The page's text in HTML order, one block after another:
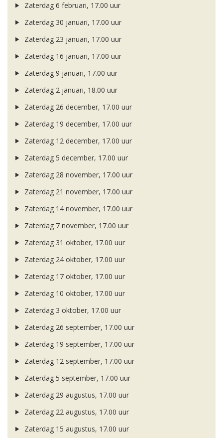
Zaterdag 6 februari, 17.00 uur
Zaterdag 30 januari, 17.00 uur
Zaterdag 23 januari, 17.00 uur
Zaterdag 16 januari, 17.00 uur
Zaterdag 9 januari, 17.00 uur
Zaterdag 2 januari, 18.00 uur
Zaterdag 26 december, 17.00 uur
Zaterdag 19 december, 17.00 uur
Zaterdag 12 december, 17.00 uur
Zaterdag 5 december, 17.00 uur
Zaterdag 28 november, 17.00 uur
Zaterdag 21 november, 17.00 uur
Zaterdag 14 november, 17.00 uur
Zaterdag 7 november, 17.00 uur
Zaterdag 31 oktober, 17.00 uur
Zaterdag 24 oktober, 17.00 uur
Zaterdag 17 oktober, 17.00 uur
Zaterdag 10 oktober, 17.00 uur
Zaterdag 3 oktober, 17.00 uur
Zaterdag 26 september, 17.00 uur
Zaterdag 19 september, 17.00 uur
Zaterdag 12 september, 17.00 uur
Zaterdag 5 september, 17.00 uur
Zaterdag 29 augustus, 17.00 uur
Zaterdag 22 augustus, 17.00 uur
Zaterdag 15 augustus, 17.00 uur